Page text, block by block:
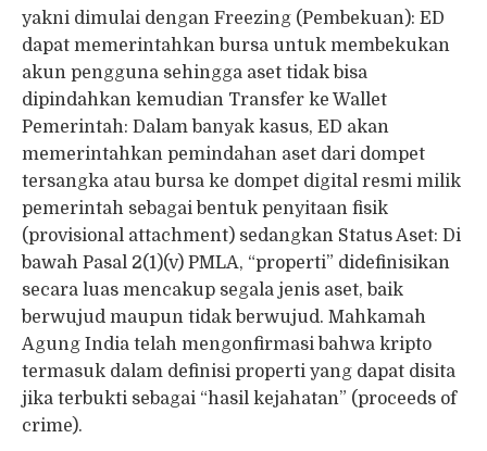
yakni dimulai dengan Freezing (Pembekuan): ED
dapat memerintahkan bursa untuk membekukan
akun pengguna sehingga aset tidak bisa
dipindahkan kemudian Transfer ke Wallet
Pemerintah: Dalam banyak kasus, ED akan
memerintahkan pemindahan aset dari dompet
tersangka atau bursa ke dompet digital resmi milik
pemerintah sebagai bentuk penyitaan fisik
(provisional attachment) sedangkan Status Aset: Di
bawah Pasal 2(1)(v) PMLA, “properti” didefinisikan
secara luas mencakup segala jenis aset, baik
berwujud maupun tidak berwujud. Mahkamah
Agung India telah mengonfirmasi bahwa kripto
termasuk dalam definisi properti yang dapat disita
jika terbukti sebagai “hasil kejahatan” (proceeds of
crime).